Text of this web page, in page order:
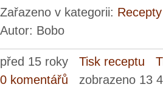
Zařazeno v kategorii:
Autor: Bobo
před 15 roky Tisk receptu
0 komentářů zobrazeno 13